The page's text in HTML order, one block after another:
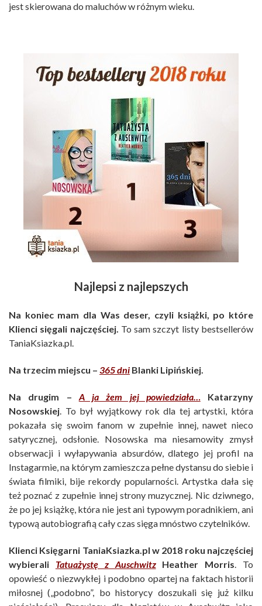
jest skierowana do maluchów w różnym wieku.
Najlepsi z najlepszych
Na koniec mam dla Was deser, czyli książki, po które
Klienci sięgali najczęściej. To sam szczyt listy bestsellerów
TaniaKsiazka.pl.
Na trzecim miejscu – 365 dni Blanki Lipińskiej.
Na drugim – A ja żem jej powiedziała…Katarzyny
Nosowskiej. To był wyjątkowy rok dla tej artystki, która
pokazała się swoim fanom w zupełnie innej, nawet nieco
satyrycznej, odsłonie. Nosowska ma niesamowity zmysł
obserwacji i wyłapywania absurdów, dlatego jej profil na
Instagarmie, na którym zamieszcza pełne dystansu do siebie i
świata filmiki, bije rekordy popularności. Artystka dała się
też poznać z zupełnie innej strony muzycznej. Nic dziwnego,
że po jej książkę, która nie jest ani typowym poradnikiem, ani
typową autobiografią cały czas sięga mnóstwo czytelników.
Klienci Księgarni TaniaKsiazka.pl w 2018 roku najczęściej
wybierali Tatuażystę z AuschwitzHeather Morris. To
opowieść o niezwykłej i podobno opartej na faktach historii
miłosnej („podobno”, bo historycy doszukali się już kilku